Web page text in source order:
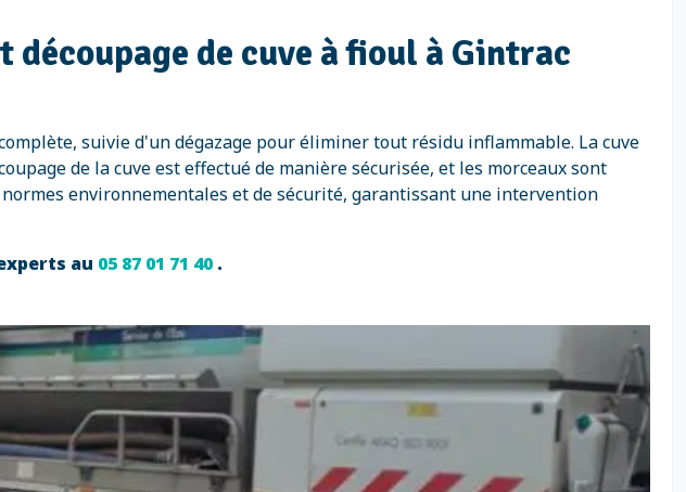
de cuve à fioul à Gintrac
suivie d'un dégazage pour éliminer tout résidu inflammable. La cuve
de la cuve est effectué de manière sécurisée, et les morceaux sont
environnementales et de sécurité, garantissant une intervention
au 05 87 01 71 40.